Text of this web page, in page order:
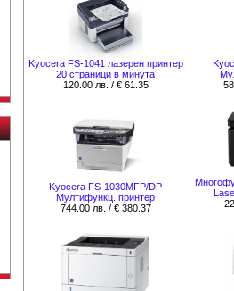
Kyocera FS-1041 лазерен принтер
20 страници в минута
120.00 лв. / € 61.35
Kyocera FS-1030MFP/DP
Мултифункц. принтер
744.00 лв. / € 380.37